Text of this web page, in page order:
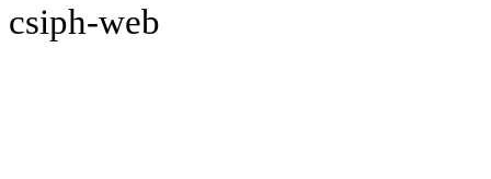
csiph-web